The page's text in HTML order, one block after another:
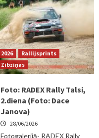
2026
Rallijsprints
Zibziņas
Foto: RADEX Rally Talsi,
2.diena (Foto: Dace
Janova)
28/06/2026
Fotogalerijā- RADEX Rally